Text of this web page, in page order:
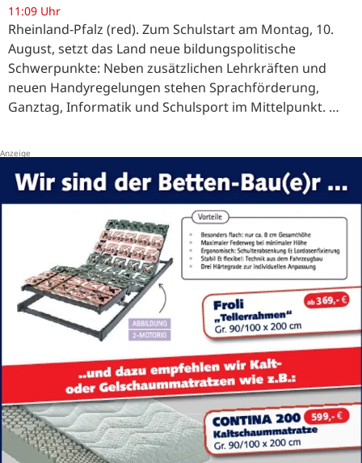
11:09 Uhr
Rheinland-Pfalz (red). Zum Schulstart am Montag, 10.
August, setzt das Land neue bildungspolitische
Schwerpunkte: Neben zusätzlichen Lehrkräften und
neuen Handyregelungen stehen Sprachförderung,
Ganztag, Informatik und Schulsport im Mittelpunkt. …